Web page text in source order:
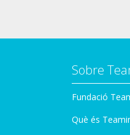
Sobre
Fundació
Què és